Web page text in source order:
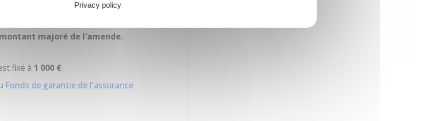
de l'infraction ou, si un avis est
montant majoré de l'amende.
fixé à 1 000 €.
Fonds de garantie de l'assurance
Privacy policy